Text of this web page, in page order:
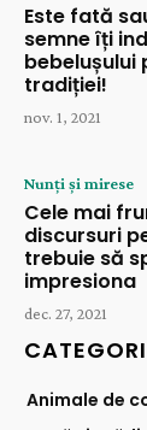
Este fată
semne îți
bebelușului
tradiției!
nov. 1, 2021
Nunți și mirese
Cele mai
discursuri
trebuie să
impresiona
dec. 27, 2021
Animale de